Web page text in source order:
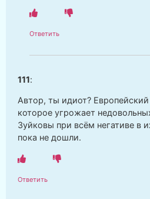
Ответить
111:
Автор, ты идиот?
которое угрожает
Зуйковы при всём негативе в
пока не дошли.
Ответить